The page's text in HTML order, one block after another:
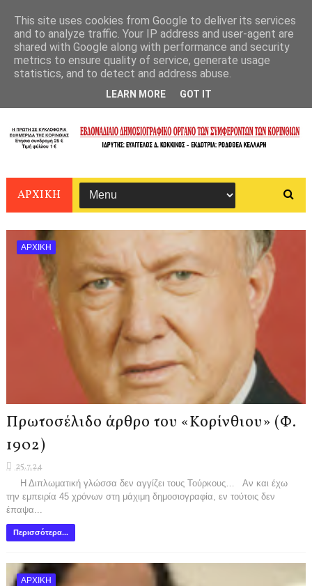
ΑΡΧΙΚΗ
ΑΡΧΙΚΗ
Πρωτοσέλιδο άρθρο του «Κορίνθιου» (Φ.
1902)
25.7.24
Η Διπλωματική γλώσσα δεν αγγίζει τους Τούρκους… Αν και έχω
την εμπειρία 45 χρόνων στη μάχιμη δημοσιογραφία, εν τούτοις δεν
έπαψα...
Περισσότερα...
ΑΡΧΙΚΗ
This site uses cookies from Google to deliver its services
and to analyze traffic. Your IP address and user-agent are
shared with Google along with performance and security
metrics to ensure quality of service, generate usage
statistics, and to detect and address abuse.
LEARN MORE GOT IT